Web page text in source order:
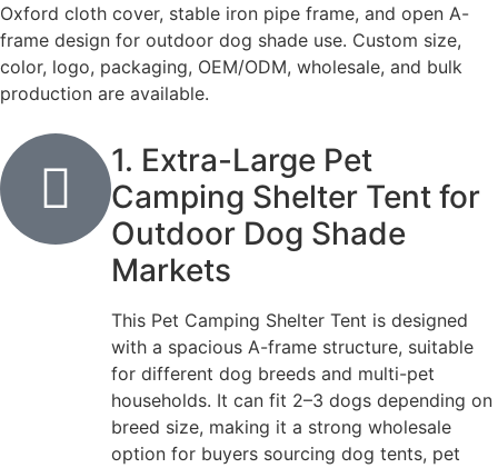
Oxford cloth cover, stable iron pipe frame, and open A-
frame design for outdoor dog shade use. Custom size,
color, logo, packaging, OEM/ODM, wholesale, and bulk
production are available.
1. Extra-Large Pet
Camping Shelter Tent for
Outdoor Dog Shade
Markets
This Pet Camping Shelter Tent is designed
with a spacious A-frame structure, suitable
for different dog breeds and multi-pet
households. It can fit 2–3 dogs depending on
breed size, making it a strong wholesale
option for buyers sourcing dog tents, pet